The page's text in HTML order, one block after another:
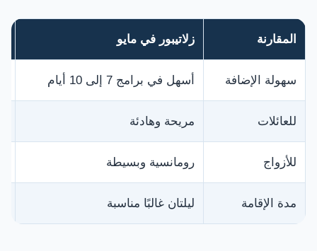
المقارنة زلاتيبور في مايو
سهولة الإضافة أسهل في برامج 7 إلى 10 أيام
للعائلات مريحة وهادئة
للأزواج رومانسية وبسيطة
مدة الإقامة ليلتان غالبًا مناسبة